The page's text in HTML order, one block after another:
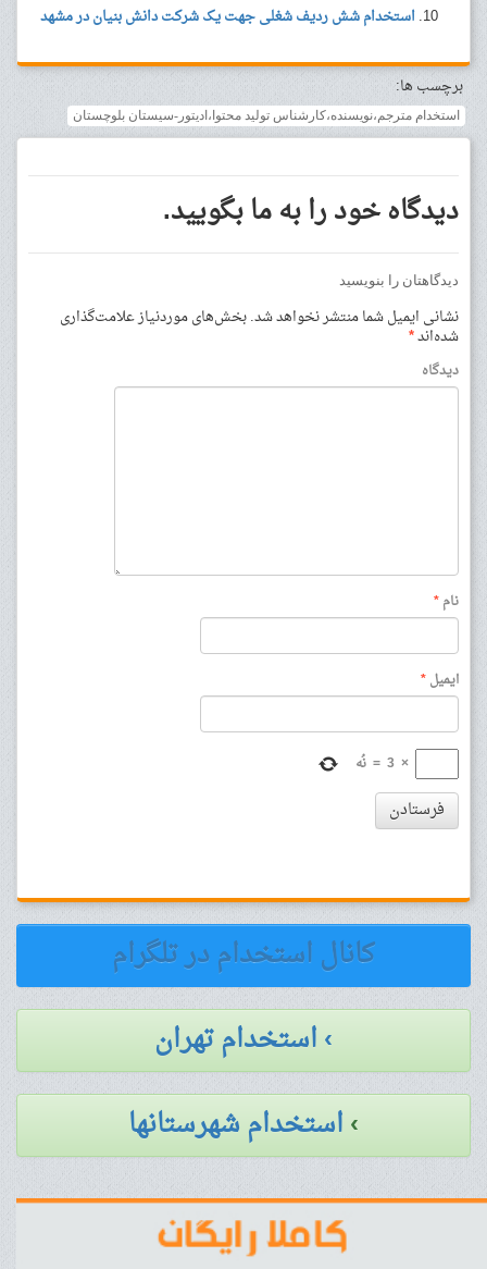
استخدام شش ردیف شغلی جهت یک شرکت دانش بنیان در مشهد
برچسب ها:
استخدام مترجم،نویسنده،کارشناس تولید محتوا،ادیتور-سیستان بلوچستان
دیدگاه خود را به ما بگویید.
دیدگاهتان را بنویسید
نشانی ایمیل شما منتشر نخواهد شد.بخش‌های موردنیاز علامت‌گذاری
شده‌اند*
دیدگاه
نام*
ایمیل*
×
3
= نُه
فرستادن
کانال استخدام در تلگرام
› استخدام تهران
›استخدام شهرستانها